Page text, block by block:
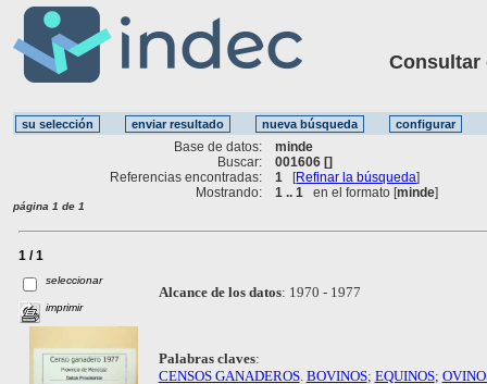
Consultar
Base de datos:
minde
Buscar:
001606 []
Referencias encontradas:
1 [Refinar la búsqueda]
Mostrando:
1 .. 1 en el formato [minde]
página 1 de 1
1 / 1
seleccionar
imprimir
Alcance de los datos: 1970 - 1977
Palabras claves:
CENSOS GANADEROS. BOVINOS; EQUINOS;